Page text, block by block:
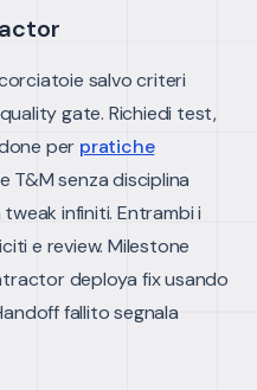
salvo criteri
gate. Richiedi test,
per pratiche
T&M senza disciplina
infiniti. Entrambi i
e review. Milestone
deploya fix usando
fallito segnala